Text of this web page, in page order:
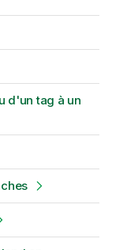
d'un tag à un